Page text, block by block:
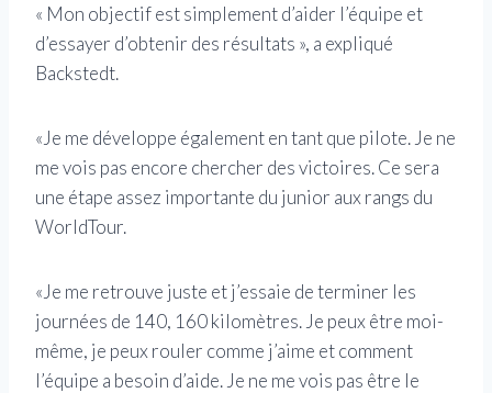
« Mon objectif est simplement d’aider l’équipe et
d’essayer d’obtenir des résultats », a expliqué
Backstedt.
«Je me développe également en tant que pilote. Je ne
me vois pas encore chercher des victoires. Ce sera
une étape assez importante du junior aux rangs du
WorldTour.
«Je me retrouve juste et j’essaie de terminer les
journées de 140, 160 kilomètres. Je peux être moi-
même, je peux rouler comme j’aime et comment
l’équipe a besoin d’aide. Je ne me vois pas être le